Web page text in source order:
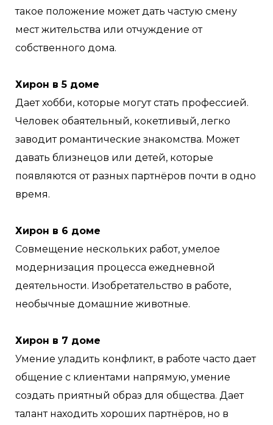
такое положение может дать частую смену
мест жительства или отчуждение от
собственного дома.
Хирон в 5 доме
Дает хобби, которые могут стать профессией.
Человек обаятельный, кокетливый, легко
заводит романтические знакомства. Может
давать близнецов или детей, которые
появляются от разных партнёров почти в одно
время.
Хирон в 6 доме
Совмещение нескольких работ, умелое
модернизация процесса ежедневной
деятельности. Изобретательство в работе,
необычные домашние животные.
Хирон в 7 доме
Умение уладить конфликт, в работе часто дает
общение с клиентами напрямую, умение
создать приятный образ для общества. Дает
талант находить хороших партнёров, но в